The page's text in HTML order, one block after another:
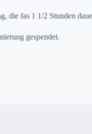
die fas 1 1/2 Stun­den
gespendet.